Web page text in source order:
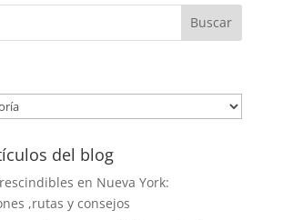
del blog
en Nueva York:
,rutas y consejos